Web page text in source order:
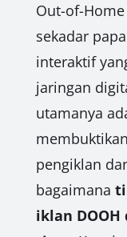
Out-of-
sekadar
interaktif
jaringan
utamanya
pengiklan
bagaimana
iklan